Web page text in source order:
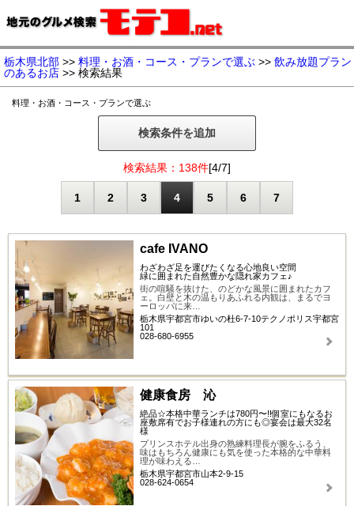
栃木県北部 >> 料理・お酒・コース・プランで選ぶ >> 飲み放題プラン
のあるお店 >> 検索結果
料理・お酒・コース・プランで選ぶ
検索条件を追加
検索結果：138件[4/7]
1 2 3 4 5 6 7
cafe IVANO
わざわざ足を運びたくなる心地良い空間
緑に囲まれた自然豊かな隠れ家カフェ♪
街の喧騒を抜けた、のどかな風景に囲まれたカフ
ェ。白壁と木の温もりあふれる内観は、まるでヨ
ーロッパに来…
栃木県宇都宮市ゆいの杜6-7-10テクノポリス宇都宮
101
028-680-6955
健康食房 沁
絶品☆本格中華ランチは780円〜!!個室にもなるお
座敷席有でお子様連れの方にも◎宴会は最大32名
様
プリンスホテル出身の熟練料理長が腕をふるう、
味はもちろん健康にも気を使った本格的な中華料
理が味わえる…
栃木県宇都宮市山本2-9-15
028-624-0654